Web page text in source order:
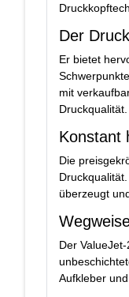
Der
Er bietet
mit
Druckqualität.
Konstant
Die
überzeugt
Der
Aufkleber